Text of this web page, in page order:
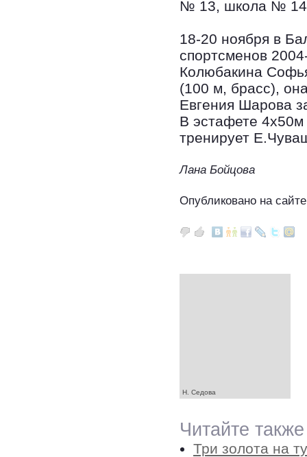
№ 13, школа №
18-20 ноября в
спортсменов
Колюбакина
(100 м, брасс),
Евгения Шарова
В эстафете 4х50м
тренирует
Лана Бойцова
Опубликовано на
Н. Седова
Читайте
Три золота на